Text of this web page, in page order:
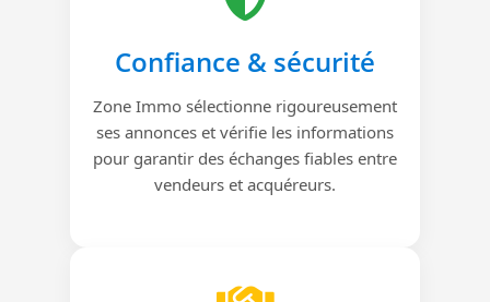
Confiance & sécurité
Zone Immo sélectionne rigoureusement
ses annonces et vérifie les informations
pour garantir des échanges fiables entre
vendeurs et acquéreurs.